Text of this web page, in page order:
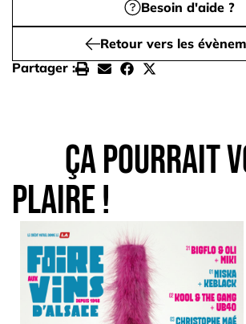
Besoin d'aide ?
Retour vers les
Partager :
Ça pourrait
plaire !